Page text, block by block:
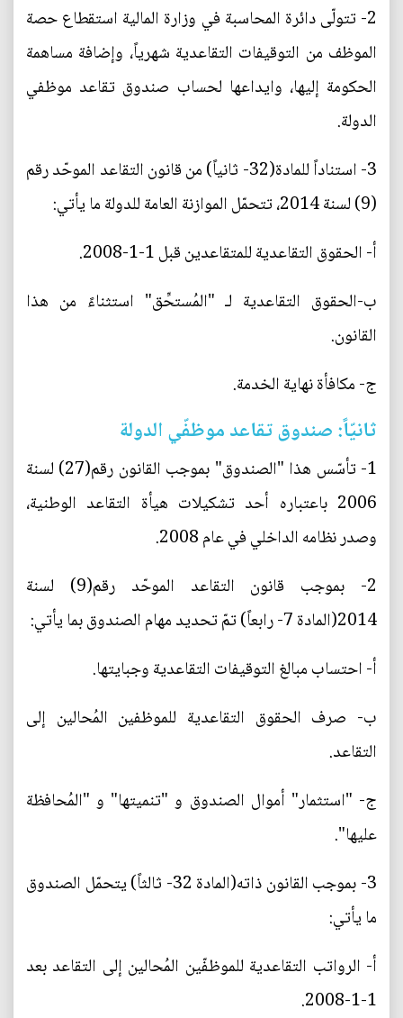
2- تتولّى دائرة المحاسبة في وزارة المالية استقطاع حصة
الموظف من التوقيفات التقاعدية شهرياً، وإضافة مساهمة
الحكومة إليها، وايداعها لحساب صندوق تقاعد موظفي
الدولة.
3- استناداً للمادة(32- ثانياً) من قانون التقاعد الموحّد رقم
(9) لسنة 2014، تتحمّل الموازنة العامة للدولة ما يأتي:
أ- الحقوق التقاعدية للمتقاعدين قبل 1-1-2008.
ب-الحقوق التقاعدية لـ "المُستحِّق" استثناءً من هذا
القانون.
ج- مكافأة نهاية الخدمة.
ثانيّاً: صندوق تقاعد موظفّي الدولة
1- تأسّس هذا "الصندوق" بموجب القانون رقم(27) لسنة
2006 باعتباره أحد تشكيلات هيأة التقاعد الوطنية،
وصدر نظامه الداخلي في عام 2008.
2- بموجب قانون التقاعد الموحّد رقم(9) لسنة
2014(المادة 7- رابعاً) تمّ تحديد مهام الصندوق بما يأتي:
أ- احتساب مبالغ التوقيفات التقاعدية وجبايتها.
ب- صرف الحقوق التقاعدية للموظفين المُحالين إلى
التقاعد.
ج- "استثمار" أموال الصندوق و "تنميتها" و "المُحافظة
عليها".
3- بموجب القانون ذاته(المادة 32- ثالثاً) يتحمّل الصندوق
ما يأتي:
أ- الرواتب التقاعدية للموظفّين المُحالين إلى التقاعد بعد
1-1-2008.